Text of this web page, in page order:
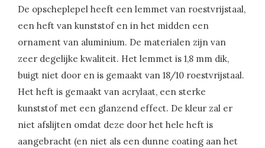
De opscheplepel heeft een lemmet van roestvrijstaal,
een heft van kunststof en in het midden een
ornament van aluminium. De materialen zijn van
zeer degelijke kwaliteit. Het lemmet is 1,8 mm dik,
buigt niet door en is gemaakt van 18/10 roestvrijstaal.
Het heft is gemaakt van acrylaat, een sterke
kunststof met een glanzend effect. De kleur zal er
niet afslijten omdat deze door het hele heft is
aangebracht (en niet als een dunne coating aan het